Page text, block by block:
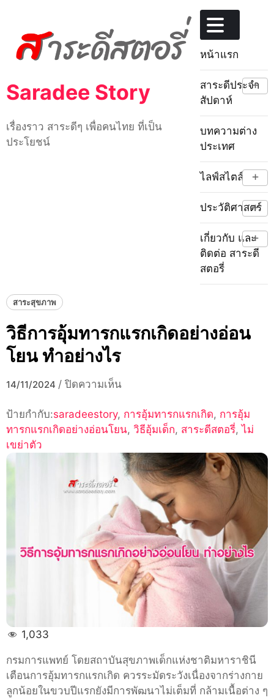
content
Saradee Story
เรื่องราว สาระดีๆ เพื่อคนไทย ที่เป็น
ประโยชน์
หน้าแรก
สาระดีประจำ
สัปดาห์
+
บทความต่าง
ประเทศ
ไลฟ์สไตล์ +
ประวัติศาสตร์
+
เกี่ยวกับ และ
ติดต่อ สาระดี
สตอรี่
+
สาระสุขภาพ
วิธีการอุ้มทารกแรกเกิดอย่างอ่อน
โยน ทำอย่างไร
14/11/2024 / ปิดความเห็นบน
การ
อุ้ม
แรก
เกิด
อย่าง
อ่อน
โยน
ทำ
อย่างไร
ป้ายกำกับ:saradeestory, การอุ้มทารกแรกเกิด, การอุ้ม
ทารกแรกเกิดอย่างอ่อนโยน, วิธีอุ้มเด็ก, สาระดีสตอรี่,ไม่
เขย่าตัว
1,033
กรมการแพทย์ โดยสถาบันสุขภาพเด็กแห่งชาติมหาราชินี
เตือนการอุ้มทารกแรกเกิด ควรระมัดระวังเนื่องจากร่างกาย
ลูกน้อยในขวบปีแรกยังมีการพัฒนาไม่เต็มที่ กล้ามเนื้อต่าง ๆ